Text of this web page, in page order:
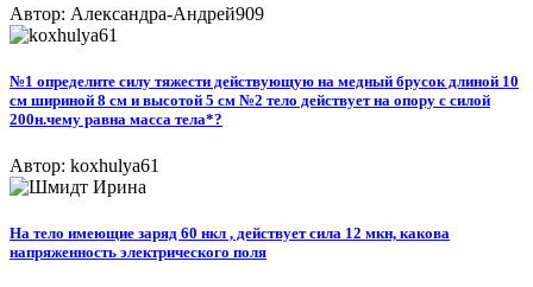
Автор: Александра-Андрей909
№1 определите силу тяжести действующую на медный брусок длиной 10
см шириной 8 см и высотой 5 см №2 тело действует на опору с силой
200н.чему равна масса тела*?
Автор: koxhulya61
На тело имеющие заряд 60 нкл , действует сила 12 мкн, какова
напряженность электрического поля